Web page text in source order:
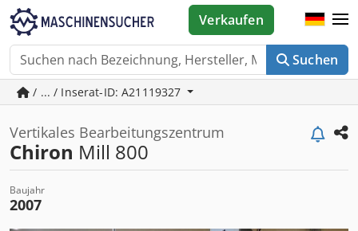
Suchen
Verkaufen
/ ... / Inserat-ID: A21119327
Vertikales Bearbeitungszentrum
Chiron Mill 800
Baujahr
2007